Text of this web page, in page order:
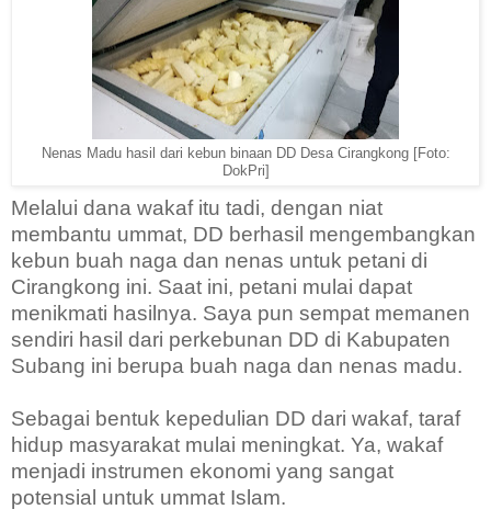
Nenas Madu hasil dari kebun binaan DD Desa Cirangkong [Foto:
DokPri]
Melalui dana wakaf itu tadi, dengan niat
membantu ummat, DD berhasil mengembangkan
kebun buah naga dan nenas untuk petani di
Cirangkong ini. Saat ini, petani mulai dapat
menikmati hasilnya. Saya pun sempat memanen
sendiri hasil dari perkebunan DD di Kabupaten
Subang ini berupa buah naga dan nenas madu.
Sebagai bentuk kepedulian DD dari wakaf, taraf
hidup masyarakat mulai meningkat. Ya, wakaf
menjadi instrumen ekonomi yang sangat
potensial untuk ummat Islam.